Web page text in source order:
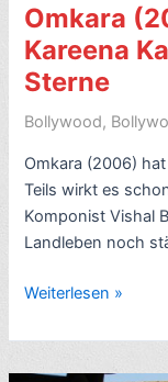
Omkara
Kareena
Sterne
Bollywood,
Omkara (2006)
Teils wirkt es
Komponist Vishal
Landleben noch
Rezension
Western:
Omkara
Weiterlesen »